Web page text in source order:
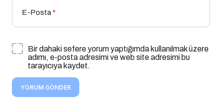
E-Posta*
Bir dahaki sefere yorum yaptığımda kullanılmak üzere
adımı, e-posta adresimi ve web site adresimi bu
tarayıcıya kaydet.
YORUM GÖNDER